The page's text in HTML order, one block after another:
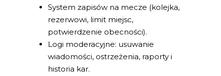
System zapisów na mecze (kolejka,
rezerwowi, limit miejsc,
potwierdzenie obecności).
Logi moderacyjne: usuwanie
wiadomości, ostrzeżenia, raporty i
historia kar.